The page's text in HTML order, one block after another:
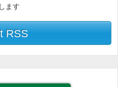
ます
RSS